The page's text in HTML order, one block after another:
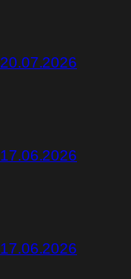
20.07.2026
17.06.2026
17.06.2026